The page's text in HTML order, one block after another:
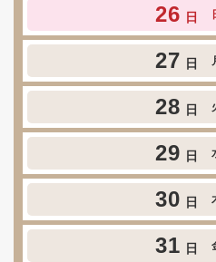
26 日
27 日
28 日
29 日
30 日
31 日